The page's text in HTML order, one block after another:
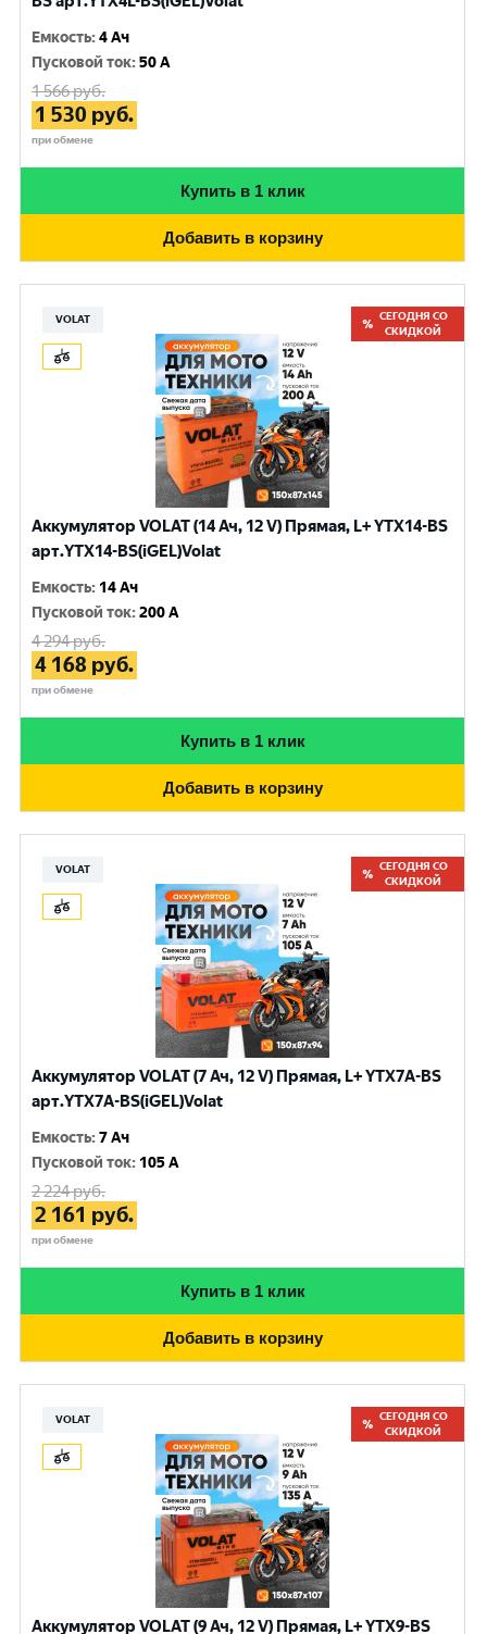
Емкость:4 Ач
Пусковой ток:50 A
1 566руб.
1 530 руб.
при обмене
Купить в 1 клик
Добавить в корзину
VOLAT
СЕГОДНЯ СО
СКИДКОЙ
Аккумулятор VOLAT (14 Ач, 12 V) Прямая, L+ YTX14-BS
арт.YTX14-BS(iGEL)Volat
Емкость: 14 Ач
Пусковой ток:200 A
4 294руб.
4 168 руб.
при обмене
Купить в 1 клик
Добавить в корзину
VOLAT
СЕГОДНЯ СО
СКИДКОЙ
Аккумулятор VOLAT (7 Ач, 12 V) Прямая, L+ YTX7A-BS
арт.YTX7A-BS(iGEL)Volat
Емкость:7 Ач
Пусковой ток: 105 A
2 224руб.
2 161 руб.
при обмене
Купить в 1 клик
Добавить в корзину
VOLAT
СЕГОДНЯ СО
СКИДКОЙ
Аккумулятор VOLAT (9 Ач, 12 V) Прямая, L+ YTX9-BS